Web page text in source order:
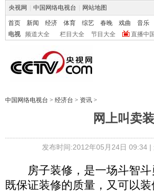
央视网 中国网络电视台 网站地图
首页 新闻 经济 体育 综艺 春晚 戏曲 音乐
电视
频道大全 栏目大全 节目大全 直播中国
中国网络电视台 > 经济台 > 资讯 >
网上叫卖
发布时间:2012年05月24日 09:34 |
房子装修，是一场斗智斗
既保证装修的质量，又可以